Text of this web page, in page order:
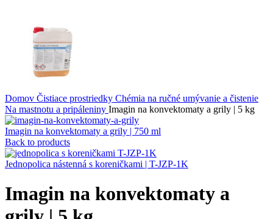
Domov Čistiace prostriedky Chémia na ručné umývanie a čistenie
Na mastnotu a pripáleniny Imagin na konvektomaty a grily | 5 kg
Imagin na konvektomaty a grily | 750 ml
Back to products
Jednopolica nástenná s koreničkami | T-JZP-1K
Imagin na konvektomaty a